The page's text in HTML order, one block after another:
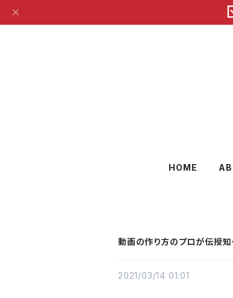
HOME
動画の作り方のプロが伝授知
2021/03/14 01:01